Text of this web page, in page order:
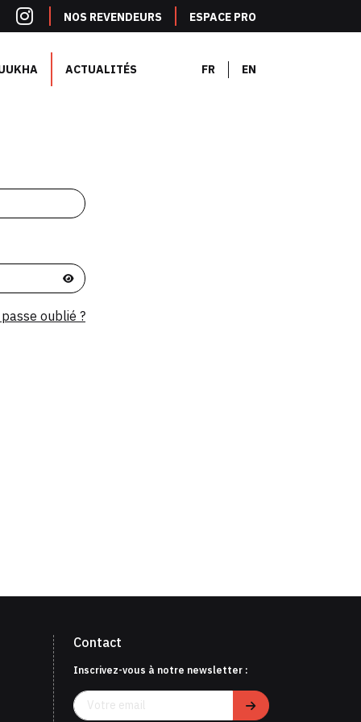
NOS REVENDEURS ESPACE PRO
ACTUALITÉS FR EN
oublié ?
Contact
Inscrivez-vous à notre newsletter :